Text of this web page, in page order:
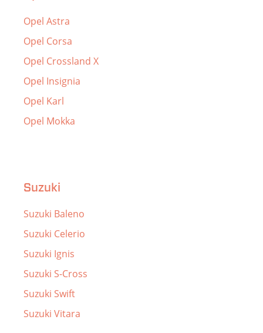
Opel Astra
Opel Corsa
Opel Crossland X
Opel Insignia
Opel Karl
Opel Mokka
Suzuki
Suzuki Baleno
Suzuki Celerio
Suzuki Ignis
Suzuki S-Cross
Suzuki Swift
Suzuki Vitara